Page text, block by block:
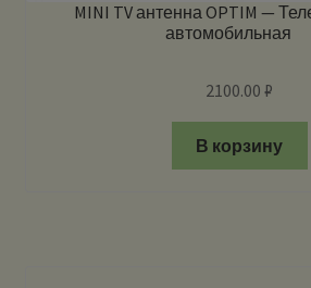
MINI TV антенна OPTIM —
автомобильная
2100.00₽
В корзину